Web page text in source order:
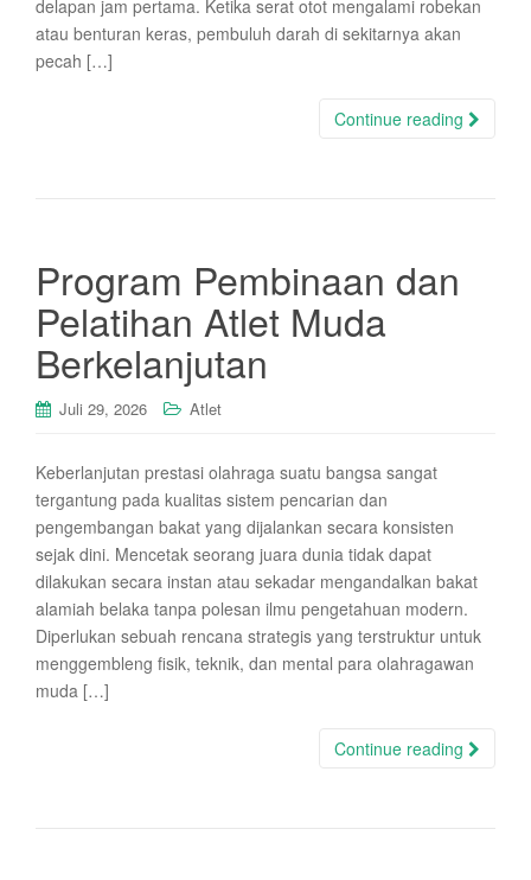
delapan jam pertama. Ketika serat otot mengalami robekan
atau benturan keras, pembuluh darah di sekitarnya akan
pecah […]
Continue reading
Program Pembinaan dan
Pelatihan Atlet Muda
Berkelanjutan
Juli 29, 2026 Atlet
Keberlanjutan prestasi olahraga suatu bangsa sangat
tergantung pada kualitas sistem pencarian dan
pengembangan bakat yang dijalankan secara konsisten
sejak dini. Mencetak seorang juara dunia tidak dapat
dilakukan secara instan atau sekadar mengandalkan bakat
alamiah belaka tanpa polesan ilmu pengetahuan modern.
Diperlukan sebuah rencana strategis yang terstruktur untuk
menggembleng fisik, teknik, dan mental para olahragawan
muda […]
Continue reading